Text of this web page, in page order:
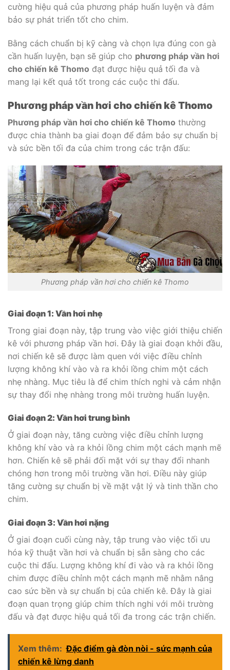
cường hiệu quả của phương pháp huấn luyện và đảm
bảo sự phát triển tốt cho chim.
Bằng cách chuẩn bị kỹ càng và chọn lựa đúng con gà
cần huấn luyện, bạn sẽ giúp cho phương pháp vần hơi
cho chiến kê Thomo đạt được hiệu quả tối đa và
mang lại kết quả tốt trong các cuộc thi đấu.
Phương pháp vần hơi cho chiến kê Thomo
Phương pháp vần hơi cho chiến kê Thomo thường
được chia thành ba giai đoạn để đảm bảo sự chuẩn bị
và sức bền tối đa của chim trong các trận đấu:
Phương pháp vần hơi cho chiến kê Thomo
Giai đoạn 1: Vần hơi nhẹ
Trong giai đoạn này, tập trung vào việc giới thiệu chiến
kê với phương pháp vần hơi. Đây là giai đoạn khởi đầu,
nơi chiến kê sẽ được làm quen với việc điều chỉnh
lượng không khí vào và ra khỏi lồng chim một cách
nhẹ nhàng. Mục tiêu là để chim thích nghi và cảm nhận
sự thay đổi nhẹ nhàng trong môi trường huấn luyện.
Giai đoạn 2: Vần hơi trung bình
Ở giai đoạn này, tăng cường việc điều chỉnh lượng
không khí vào và ra khỏi lồng chim một cách mạnh mẽ
hơn. Chiến kê sẽ phải đối mặt với sự thay đổi nhanh
chóng hơn trong môi trường vần hơi. Điều này giúp
tăng cường sự chuẩn bị về mặt vật lý và tinh thần cho
chim.
Giai đoạn 3: Vần hơi nặng
Ở giai đoạn cuối cùng này, tập trung vào việc tối ưu
hóa kỹ thuật vần hơi và chuẩn bị sẵn sàng cho các
cuộc thi đấu. Lượng không khí đi vào và ra khỏi lồng
chim được điều chỉnh một cách mạnh mẽ nhằm nâng
cao sức bền và sự chuẩn bị của chiến kê. Đây là giai
đoạn quan trọng giúp chim thích nghi với môi trường
đấu và đạt được hiệu quả tối đa trong các trận chiến.
Xem thêm: Đặc điểm gà đòn nòi - sức mạnh của
chiến kê lừng danh